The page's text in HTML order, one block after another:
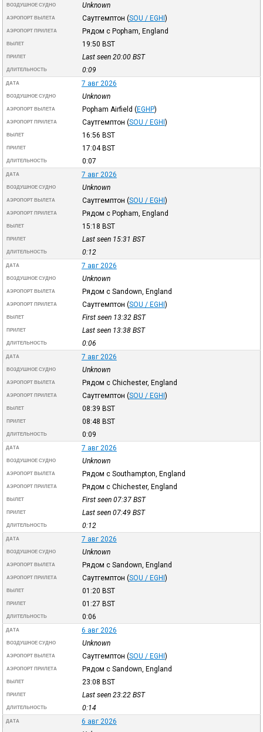
ВОЗДУШНОЕ СУДНО Unknown
АЭРОПОРТ ВЫЛЕТА Саутгемптон (SOU / EGHI)
АЭРОПОРТ ПРИЛЕТА Рядом с Popham, England
ВЫЛЕТ 19:50 BST
ПРИЛЕТ Last seen 20:00 BST
ДЛИТЕЛЬНОСТЬ 0:09
ДАТА 7 авг 2026
ВОЗДУШНОЕ СУДНО Unknown
АЭРОПОРТ ВЫЛЕТА Popham Airfield (EGHP)
АЭРОПОРТ ПРИЛЕТА Саутгемптон (SOU / EGHI)
ВЫЛЕТ 16:56 BST
ПРИЛЕТ 17:04BST
ДЛИТЕЛЬНОСТЬ 0:07
ДАТА 7 авг 2026
ВОЗДУШНОЕ СУДНО Unknown
АЭРОПОРТ ВЫЛЕТА Саутгемптон (SOU / EGHI)
АЭРОПОРТ ПРИЛЕТА Рядом с Popham, England
ВЫЛЕТ 15:18 BST
ПРИЛЕТ Last seen 15:31 BST
ДЛИТЕЛЬНОСТЬ 0:12
ДАТА 7 авг 2026
ВОЗДУШНОЕ СУДНО Unknown
АЭРОПОРТ ВЫЛЕТА Рядом с Sandown, England
АЭРОПОРТ ПРИЛЕТА Саутгемптон (SOU / EGHI)
ВЫЛЕТ First seen 13:32 BST
ПРИЛЕТ Last seen 13:38 BST
ДЛИТЕЛЬНОСТЬ 0:06
ДАТА 7 авг 2026
ВОЗДУШНОЕ СУДНО Unknown
АЭРОПОРТ ВЫЛЕТА Рядом с Chichester, England
АЭРОПОРТ ПРИЛЕТА Саутгемптон (SOU / EGHI)
ВЫЛЕТ 08:39 BST
ПРИЛЕТ 08:48 BST
ДЛИТЕЛЬНОСТЬ 0:09
ДАТА 7 авг 2026
ВОЗДУШНОЕ СУДНО Unknown
АЭРОПОРТ ВЫЛЕТА Рядом с Southampton, England
АЭРОПОРТ ПРИЛЕТА Рядом с Chichester, England
ВЫЛЕТ First seen 07:37 BST
ПРИЛЕТ Last seen 07:49 BST
ДЛИТЕЛЬНОСТЬ 0:12
ДАТА 7 авг 2026
ВОЗДУШНОЕ СУДНО Unknown
АЭРОПОРТ ВЫЛЕТА Рядом с Sandown, England
АЭРОПОРТ ПРИЛЕТА Саутгемптон (SOU / EGHI)
ВЫЛЕТ 01:20 BST
ПРИЛЕТ 01:27 BST
ДЛИТЕЛЬНОСТЬ 0:06
ДАТА 6 авг 2026
ВОЗДУШНОЕ СУДНО Unknown
АЭРОПОРТ ВЫЛЕТА Саутгемптон (SOU / EGHI)
АЭРОПОРТ ПРИЛЕТА Рядом с Sandown, England
ВЫЛЕТ 23:08 BST
ПРИЛЕТ Last seen 23:22 BST
ДЛИТЕЛЬНОСТЬ 0:14
ДАТА 6 авг 2026